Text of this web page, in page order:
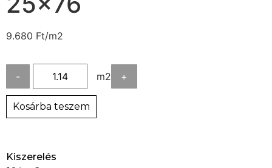
9.680 Ft/m2
- m2 +
Kosárba teszem
Kiszerelés